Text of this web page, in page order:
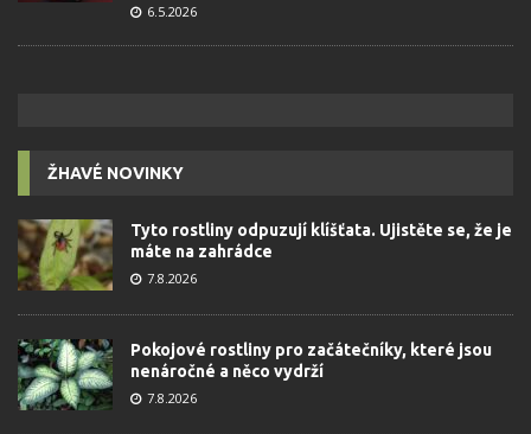
6.5.2026
ŽHAVÉ NOVINKY
Tyto rostliny odpuzují klíšťata. Ujistěte se, že je
máte na zahrádce
7.8.2026
Pokojové rostliny pro začátečníky, které jsou
nenáročné a něco vydrží
7.8.2026